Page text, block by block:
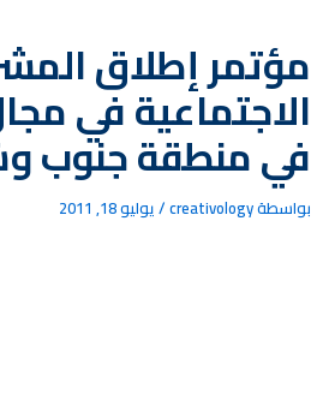
مؤتمر إطلاق
الاجتماعية في
في منطقة جنوب
بواسطةcreativology
/يوليو 18, 2011